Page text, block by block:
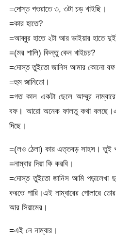
=দোস্ত গতরাতে ৩, ৩টা চড় খাইছি।
=কার হাতে?
=আব্বুর হাতে ২টা আর ভাইয়ার হাতে
=(মর শালি) কিন্তু কেন খাইচচ?
=দোস্ত তুইতো জানিস আমার কোনো বফ
=হুম জানিতো।
=গত কাল একটা ছেলে আম্মুর
বফ। আরো অনেক ফালতু কথা
দিছে।
=(লও ঠেলা) কার এত্তবড় সাহস। তুই
=নাম্বার দিয়া কি করবি।
=দোস্ত তুইতো জানিস আমি পড়ালেখা
করতে পারি।এই নাম্বারের পোলারে
আর সিয়ামের।
=এই নে নাম্বার।